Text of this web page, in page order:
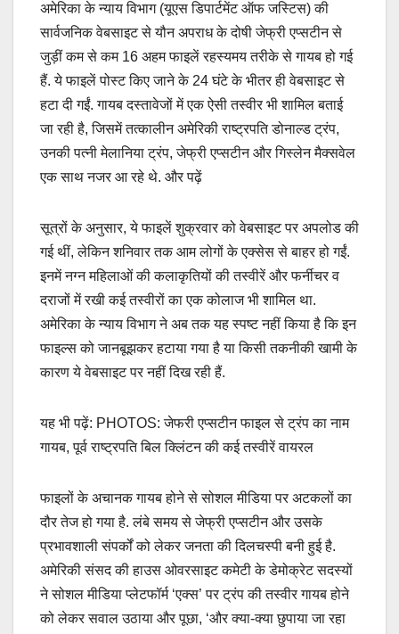
अमेरिका के न्याय विभाग (यूएस डिपार्टमेंट ऑफ जस्टिस) की
सार्वजनिक वेबसाइट से यौन अपराध के दोषी जेफ्री एप्सटीन से
जुड़ीं कम से कम 16 अहम फाइलें रहस्यमय तरीके से गायब हो गई
हैं. ये फाइलें पोस्ट किए जाने के 24 घंटे के भीतर ही वेबसाइट से
हटा दी गईं. गायब दस्तावेजों में एक ऐसी तस्वीर भी शामिल बताई
जा रही है, जिसमें तत्कालीन अमेरिकी राष्ट्रपति डोनाल्ड ट्रंप,
उनकी पत्नी मेलानिया ट्रंप, जेफ्री एप्सटीन और गिस्लेन मैक्सवेल
एक साथ नजर आ रहे थे. और पढ़ें
सूत्रों के अनुसार, ये फाइलें शुक्रवार को वेबसाइट पर अपलोड की
गई थीं, लेकिन शनिवार तक आम लोगों के एक्सेस से बाहर हो गईं.
इनमें नग्न महिलाओं की कलाकृतियों की तस्वीरें और फर्नीचर व
दराजों में रखी कई तस्वीरों का एक कोलाज भी शामिल था.
अमेरिका के न्याय विभाग ने अब तक यह स्पष्ट नहीं किया है कि इन
फाइल्स को जानबूझकर हटाया गया है या किसी तकनीकी खामी के
कारण ये वेबसाइट पर नहीं दिख रही हैं.
यह भी पढ़ें: PHOTOS: जेफरी एप्सटीन फाइल से ट्रंप का नाम
गायब, पूर्व राष्ट्रपति बिल क्लिंटन की कई तस्वीरें वायरल
फाइलों के अचानक गायब होने से सोशल मीडिया पर अटकलों का
दौर तेज हो गया है. लंबे समय से जेफ्री एप्सटीन और उसके
प्रभावशाली संपर्कों को लेकर जनता की दिलचस्पी बनी हुई है.
अमेरिकी संसद की हाउस ओवरसाइट कमेटी के डेमोक्रेट सदस्यों
ने सोशल मीडिया प्लेटफॉर्म ‘एक्स’ पर ट्रंप की तस्वीर गायब होने
को लेकर सवाल उठाया और पूछा, ‘और क्या-क्या छुपाया जा रहा